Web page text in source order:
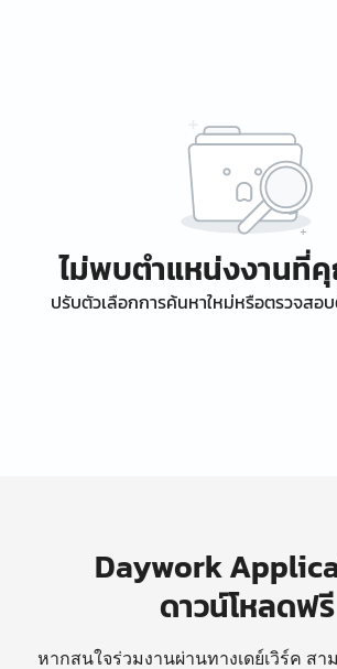
ไม่พบตำแหน่งงานที่
ปรับตัวเลือกการค้นหาใหม่หรือตรวจสอ
Daywork
ดาวน์โหลดฟรี
หากสนใจร่วมงานผ่านทางเดย์เวิร์ค ส